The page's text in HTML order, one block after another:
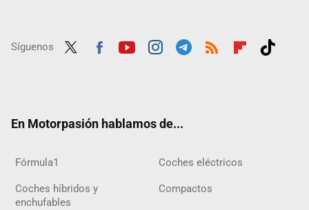
Síguenos
En Motorpasión hablamos de...
Fórmula1 Coches eléctricos
Coches híbridos y
enchufables
Compactos